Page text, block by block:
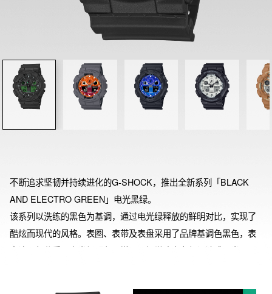
不断追求坚韧并持续进化的G-SHOCK，推出全新系列「BLACK
AND ELECTRO GREEN」电光黑绿。
该系列以洗练的黑色为基调，通过电光绿释放的鲜明对比，实现了
酷炫而现代的风格。表圈、表带及表盘采用了品牌基调色黑色，表
盘液晶部分采用电光绿配色，增强了视觉冲击力与设计感。当照明